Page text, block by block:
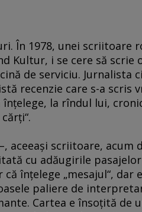
În 1978, unei scriitoare
Kultur, i se cere să scrie
de serviciu. Jurnalista
recenzie care s-a scris
la rîndul lui,
aceeaşi scriitoare, acum
cu adăugirile
înţelege „mesajul“, dar
paliere de
Cartea e însoţită de